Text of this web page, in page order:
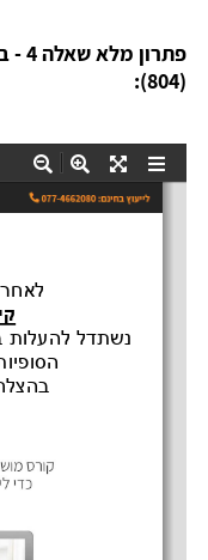
(804):